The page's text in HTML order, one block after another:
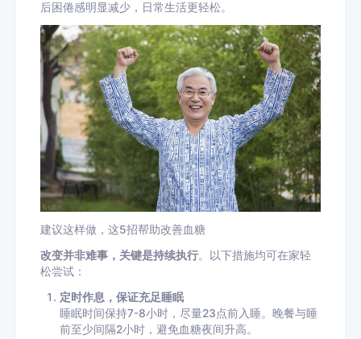
后困倦感明显减少，日常生活更轻松。
建议这样做，这5招帮助改善血糖
改变并非难事，关键是持续执行。以下措施均可在家轻
松尝试：
定时作息，保证充足睡眠
睡眠时间保持7-8小时，尽量23点前入睡。晚餐与睡
前至少间隔2小时，避免血糖夜间升高。